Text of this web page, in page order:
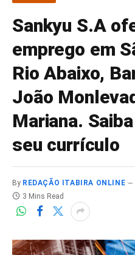
Sankyu S.A
emprego em
Rio Abaixo,
João
Mariana.
seu currículo
By REDAÇÃO ITABIRA ONLINE
3 Mins Read